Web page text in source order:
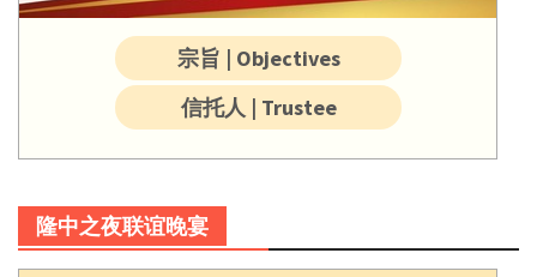
宗旨 | Objectives
信托人 | Trustee
隆中之夜联谊晚宴